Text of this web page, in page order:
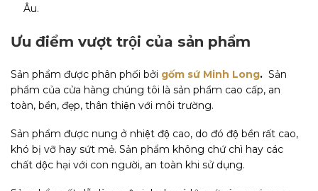
Âu.
Ưu điểm vượt trội của sản phẩm
Sản phẩm được phân phối bởi gốm sứ Minh Long. Sản
phẩm của cửa hàng chúng tôi là sản phẩm cao cấp, an
toàn, bền, đẹp, thân thiện với môi trường.
Sản phẩm được nung ở nhiệt độ cao, do đó độ bền rất cao,
khó bị vỡ hay sứt mẻ. Sản phẩm không chứ chì hay các
chất dộc hại với con người, an toàn khi sử dụng.